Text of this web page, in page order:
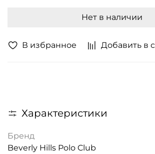
В избранное Добавить в
Нет в наличии
Характеристики
Бренд
Beverly Hills Polo Club